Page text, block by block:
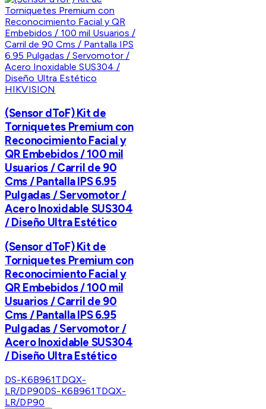
HIKVISION
(Sensor dToF) Kit de
Torniquetes Premium con
Reconocimiento Facial y
QR Embebidos / 100 mil
Usuarios / Carril de 90
Cms / Pantalla IPS 6.95
Pulgadas / Servomotor /
Acero Inoxidable SUS304
/ Diseño Ultra Estético
(Sensor dToF) Kit de
Torniquetes Premium con
Reconocimiento Facial y
QR Embebidos / 100 mil
Usuarios / Carril de 90
Cms / Pantalla IPS 6.95
Pulgadas / Servomotor /
Acero Inoxidable SUS304
/ Diseño Ultra Estético
DS-K6B961TDQX-
LR/DP90DS-K6B961TDQX-
LR/DP90